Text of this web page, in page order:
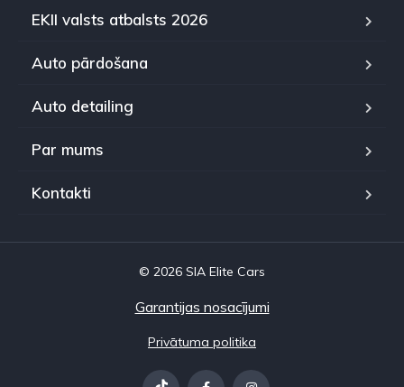
EKII valsts atbalsts 2026
Auto pārdošana
Auto detailing
Par mums
Kontakti
© 2026 SIA Elite Cars
Garantijas nosacījumi
Privātuma politika